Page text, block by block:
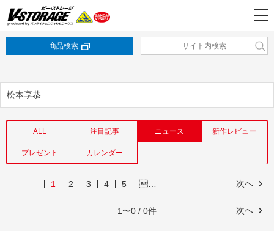
商品検索
松本享恭
ALL 注目記事 ニュース 新作レビュー
プレゼント カレンダー
次へ
1 2 3 4 5 …
次へ
1〜0 / 0件